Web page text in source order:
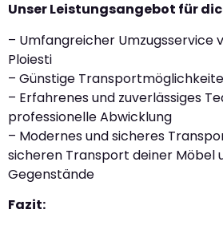
Unser Leistungsangebot für
– Umfangreicher Umzugsservice
Ploiesti
– Günstige
– Erfahrenes und zuverlässiges
professionelle Abwicklung
– Modernes und sicheres
sicheren Transport deiner Möbel
Gegenstände
Fazit: